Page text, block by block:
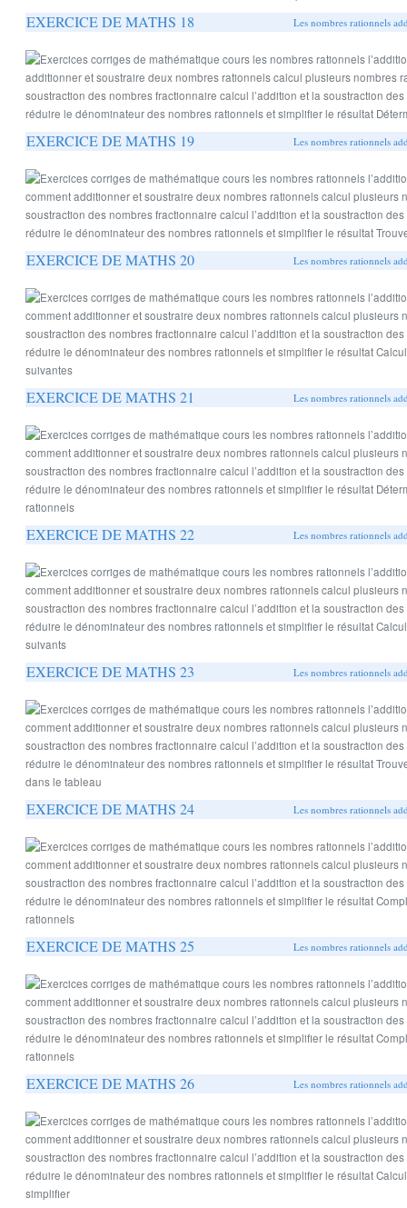
EXERCICE DE MATHS 18 Les nombres rationnels
EXERCICE DE MATHS 19 Les nombres rationnels
EXERCICE DE MATHS 20 Les nombres rationnels
EXERCICE DE MATHS 21 Les nombres rationnels
EXERCICE DE MATHS 22 Les nombres rationnels
EXERCICE DE MATHS 23 Les nombres rationnels
EXERCICE DE MATHS 24 Les nombres rationnels
EXERCICE DE MATHS 25 Les nombres rationnels
EXERCICE DE MATHS 26 Les nombres rationnels